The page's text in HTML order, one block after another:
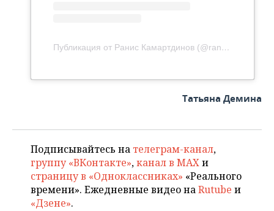
Публикация от Ранис Камартдинов (@ranis.kamartdinov)
Татьяна Демина
Подписывайтесь на телеграм-канал,
группу «ВКонтакте»,канал в MAXи
страницу в «Одноклассниках» «Реального
времени». Ежедневные видео наRutube и
«Дзене».